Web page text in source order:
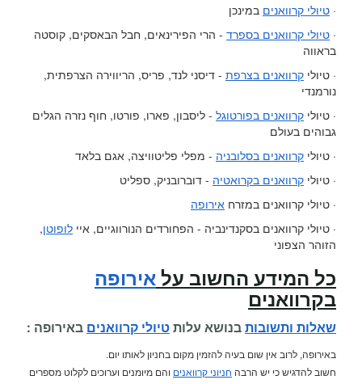
· טיולי קרוואנים במינכן
· טיולי קרוואנים בספרד - הרי הפירינאים, חבל הבאסקים, קוסטה
בראווה
· טיולי קרוואנים בצרפת - דיסני לנד, פריס, הריווירה הצרפתית,
נורמנדי
· טיולי קרוואנים בפורטוגל - ליסבון, פארו, פורטו, חוף נזרה הגלים
גבוהים בעולם
· טיולי קרוואנים בסלובניה - מפלי פליטוויצה, אגם בלאד
· טיולי קרוואנים בקרואטיה - דוברובניק, ספליט
· טיולי קרוואנים במזרח אירופה
· טיולי קרוואנים בסקנדינביה - הפחורדים הנורווגיים, איי לופוטן,
הזוהר הצפוני
כל המידע החשוב על אירופה
בקרוואנים
שאלות ותשובות בנושא עלות טיולי קרוואנים באירופה :
באירופה, לרוב אין שום בעיה להזמין מקום בחניון לאותו יום.
חשוב להדגיש כי יש הרבה חניוני קרוואנים והם מיומנים וערוכים לקלוט מספרים